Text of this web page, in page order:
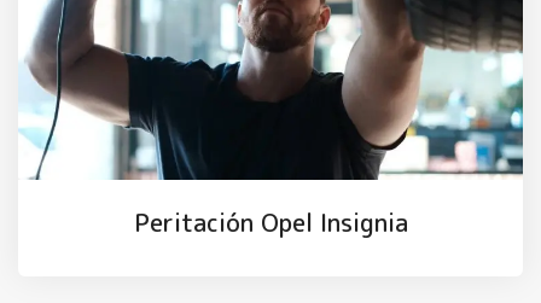
Peritación Opel Insignia